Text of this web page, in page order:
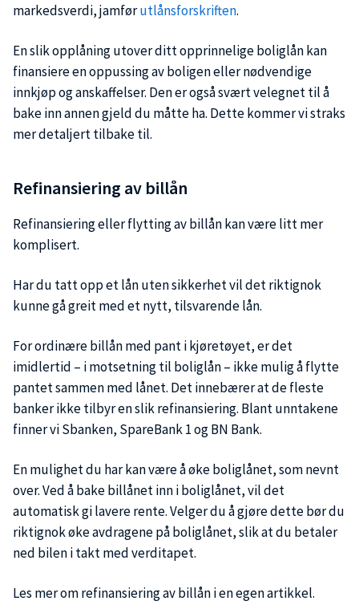
markedsverdi, jamførutlånsforskriften.
En slik opplåning utover ditt opprinnelige boliglån kan
finansiere en oppussing av boligen eller nødvendige
innkjøp og anskaffelser. Den er også svært velegnet til å
bake inn annen gjeld du måtte ha. Dette kommer vi straks
mer detaljert tilbake til.
Refinansiering av billån
Refinansiering eller flytting av billån kan være litt mer
komplisert.
Har du tatt opp et lån uten sikkerhet vil det riktignok
kunne gå greit med et nytt, tilsvarende lån.
For ordinære billån med pant i kjøretøyet, er det
imidlertid – i motsetning til boliglån – ikke mulig å flytte
pantet sammen med lånet. Det innebærer at de fleste
banker ikke tilbyr en slik refinansiering. Blant unntakene
finner vi Sbanken, SpareBank 1 og BN Bank.
En mulighet du har kan være å øke boliglånet, som nevnt
over. Ved å bake billånet inn i boliglånet, vil det
automatisk gi lavere rente. Velger du å gjøre dette bør du
riktignok øke avdragene på boliglånet, slik at du betaler
ned bilen i takt med verditapet.
Les mer om refinansiering av billån i en egen artikkel.